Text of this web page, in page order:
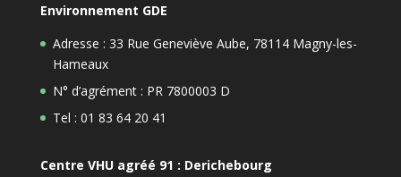
Environnement GDE
Adresse : 33 Rue Geneviève Aube, 78114 Magny-les-
Hameaux
N° d’agrément : PR 7800003 D
Tel : 01 83 64 20 41
Centre VHU agréé 91 : Derichebourg